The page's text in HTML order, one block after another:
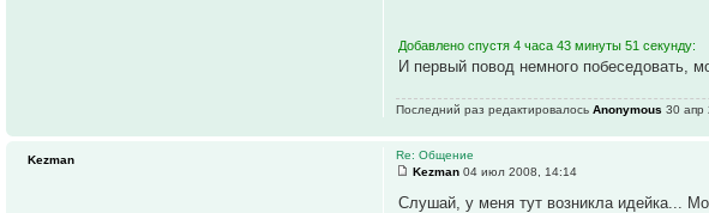
Добавлено спустя 4 часа 43 минуты 51 секунду:
И первый повод немного побеседовать,
Последний раз редактировалосьAnonymous 30 апр
Re: Общение
Kezman 04 июл 2008, 14:14
Слушай, у меня тут возникла идейка...
Kezman